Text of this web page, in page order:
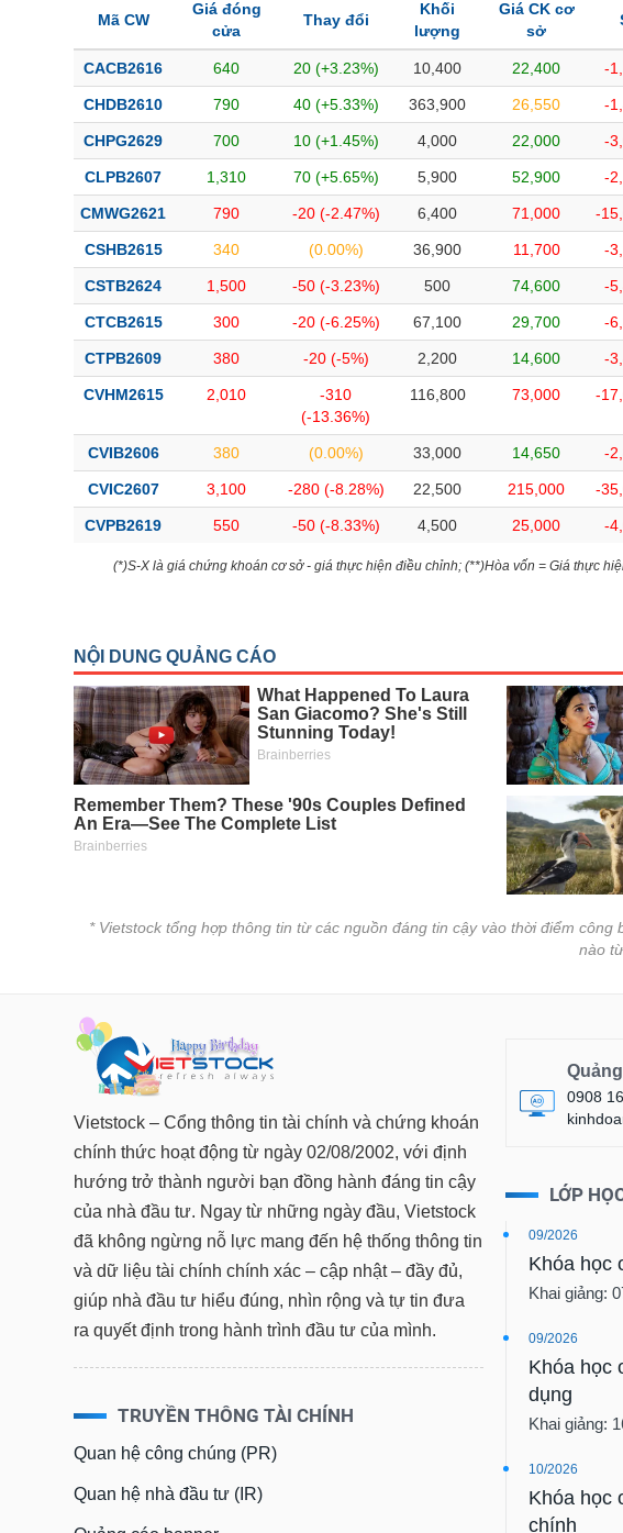
Mã CW
Giá đóng
cửa
Thay đổi
Khối
lượng
Giá CK cơ
sở
CACB2616 640 20 (+3.23%) 10,400 22,400 -
CHDB2610 790 40 (+5.33%) 363,900 26,550 -
CHPG2629 700 10 (+1.45%) 4,000 22,000 -
CLPB2607 1,310 70 (+5.65%) 5,900 52,900 -
CMWG2621 790 -20 (-2.47%) 6,400 71,000 -
CSHB2615 340 (0.00%) 36,900 11,700 -
CSTB2624 1,500 -50 (-3.23%) 500 74,600 -
CTCB2615 300 -20 (-6.25%) 67,100 29,700 -
CTPB2609 380 -20 (-5%) 2,200 14,600 -
CVHM2615 2,010
-310
(-13.36%)
116,800 73,000 -
CVIB2606 380 (0.00%) 33,000 14,650 -
CVIC2607 3,100 -280 (-8.28%) 22,500 215,000 -
CVPB2619 550 -50 (-8.33%) 4,500 25,000 -
(*)S-X là giá chứng khoán cơ sở - giá thực hiện điều chỉnh; (**)Hòa vốn = Giá thực
* Vietstock tổng hợp thông tin từ các nguồn đáng tin cậy vào thời điểm
nào
Vietstock – Cổng thông tin tài chính và chứng khoán
chính thức hoạt động từ ngày 02/08/2002, với định
hướng trở thành người bạn đồng hành đáng tin cậy
của nhà đầu tư. Ngay từ những ngày đầu, Vietstock
đã không ngừng nỗ lực mang đến hệ thống thông tin
và dữ liệu tài chính chính xác – cập nhật – đầy đủ,
giúp nhà đầu tư hiểu đúng, nhìn rộng và tự tin đưa
ra quyết định trong hành trình đầu tư của mình.
TRUYỀN THÔNG TÀI CHÍNH
Quan hệ công chúng (PR)
Quan hệ nhà đầu tư (IR)
0908
LỚP
09/2026
Khóa học
Khai giảng:
09/2026
Khóa học
dụng
Khai giảng:
10/2026
Khóa học
chính